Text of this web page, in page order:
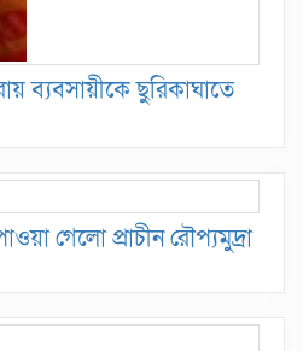
ব্যবসায়ীকে ছুরিকাঘাতে
গেলো প্রাচীন রৌপ্যমুদ্রা